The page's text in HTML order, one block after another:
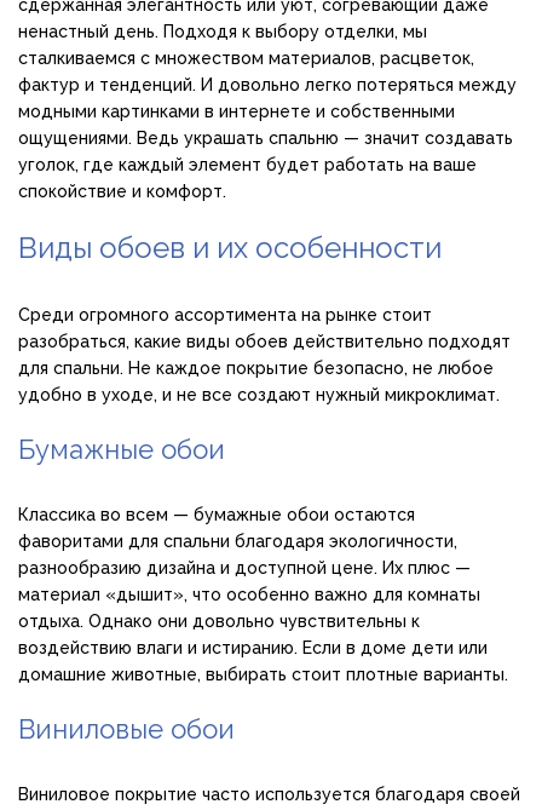
сдержанная элегантность или уют, согревающий даже
ненастный день. Подходя к выбору отделки, мы
сталкиваемся с множеством материалов, расцветок,
фактур и тенденций. И довольно легко потеряться между
модными картинками в интернете и собственными
ощущениями. Ведь украшать спальню — значит создавать
уголок, где каждый элемент будет работать на ваше
спокойствие и комфорт.
Виды обоев и их особенности
Среди огромного ассортимента на рынке стоит
разобраться, какие виды обоев действительно подходят
для спальни. Не каждое покрытие безопасно, не любое
удобно в уходе, и не все создают нужный микроклимат.
Бумажные обои
Классика во всем — бумажные обои остаются
фаворитами для спальни благодаря экологичности,
разнообразию дизайна и доступной цене. Их плюс —
материал «дышит», что особенно важно для комнаты
отдыха. Однако они довольно чувствительны к
воздействию влаги и истиранию. Если в доме дети или
домашние животные, выбирать стоит плотные варианты.
Виниловые обои
Виниловое покрытие часто используется благодаря своей